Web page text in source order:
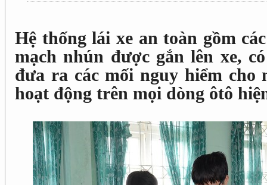
Hệ thống lái xe an toàn gồm
mạch nhún được gắn lên xe,
đưa ra các mối nguy hiểm cho
hoạt động trên mọi dòng ôtô